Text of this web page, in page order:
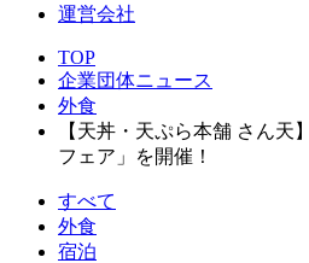
運営会社
TOP
企業団体ニュース
外食
【天丼・天ぷら本舗 さん天
フェア」を開催！
すべて
外食
宿泊